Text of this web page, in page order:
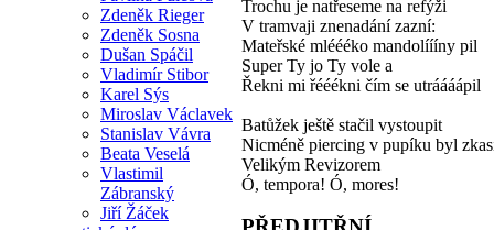
Zdeněk Rieger
Zdeněk Sosna
Dušan Spáčil
Vladimír Stibor
Karel Sýs
Miroslav Václavek
Stanislav Vávra
Beata Veselá
Vlastimil
Zábranský
Jiří Žáček
Trochu je natřeseme na refýži
V tramvaji znenadání zazní:
Mateřské mléééko mandolíííny pil
Super Ty jo Ty vole a
Řekni mi řééékni čím se utráááápil
Batůžek ještě stačil vystoupit
Nicméně piercing v pupíku byl
Velikým Revizorem
Ó, tempora! Ó, mores!